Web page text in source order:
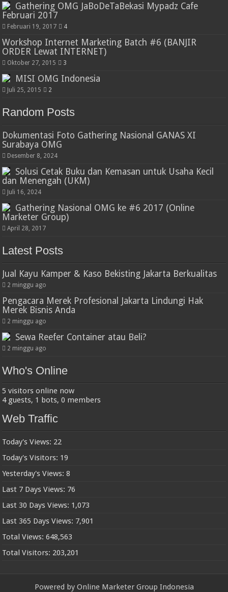
Gathering OMG JaBoDeTaBekasi Mypadz Cafe
Februari 2017
Februari 19, 2017 4
Workshop Internet Marketing Batch #6 (BANJIR
ORDER Lewat INTERNET)
Oktober 27, 2015 3
MISI OMG Indonesia
Juli 25, 2015 2
Random Posts
Dokumentasi Foto Gathering Nasional GANAS XI
Surabaya OMG
Desember 8, 2024
Solusi Cetak Buku dan Kemasan untuk Usaha Kecil
dan Menengah (UKM)
Juli 16, 2024
Gathering Nasional OMG ke #6 2017 (Online
Marketer Group)
April 28, 2017
Latest Posts
Jual Kayu Kamper & Kaso Bekisting Jakarta Berkualitas
2 minggu ago
Pengacara Merek Profesional Jakarta Lindungi Hak
Merek Bisnis Anda
2 minggu ago
Sewa Reefer Container atau Beli?
2 minggu ago
Who's Online
5 visitors online now
4 guests, 1 bots, 0 members
Web Traffic
Today's Views: 22
Today's Visitors: 19
Yesterday's Views:8
Last 7 Days Views: 76
Last 30 Days Views: 1,073
Last 365 Days Views: 7,901
Total Views:648,563
Total Visitors: 203,201
Powered by Online Marketer Group Indonesia